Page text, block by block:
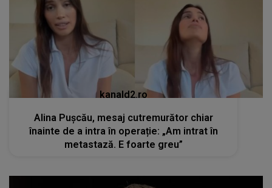
kanald2.ro
Alina Pușcău, mesaj cutremurător chiar
înainte de a intra în operație: „Am intrat în
metastază. E foarte greu”